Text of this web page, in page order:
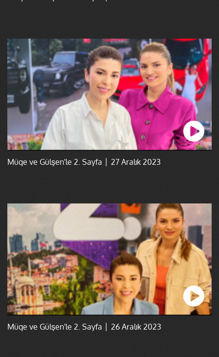
Müge ve Gülşen'le 2. Sayfa │ 27 Aralık 2023
Müge ve Gülşen'le 2. Sayfa │ 26 Aralık 2023